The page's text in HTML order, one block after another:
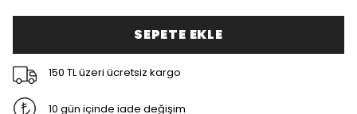
SEPETE EKLE
150 TL üzeri ücretsiz kargo
10 gün içinde iade değişim